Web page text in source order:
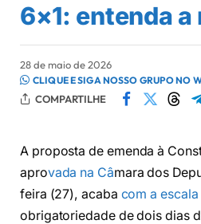
6×1: entenda a
28 de maio de 2026
CLIQUE E SIGA NOSSO GRUPO NO
COMPARTILHE
A proposta de emenda à
aprovada na Câmara dos
feira (27), acaba com a escala
obrigatoriedade de dois dias